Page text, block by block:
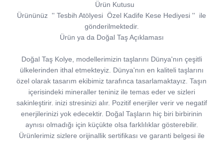
Ürün Kutusu
Ürününüz '' Tesbih Atölyesi Özel Kadife Kese Hediyesi ''
ile
gönderilmektedir.
Ürün ya da Doğal Taş Açıklaması
Doğal Taş Kolye, modellerimizin taşlarını Dünya'nın çeşitli
ülkelerinden ithal etmekteyiz. Dünya'nın en kaliteli taşlarını
özel olarak tasarım ekibimiz tarafınca tasarlamaktayız. Taşın
içerisindeki mineraller teniniz ile temas eder ve sizleri
sakinleştirir. inizi stresinizi alır. Pozitif enerjiler verir ve negatif
enerjilerinizi yok edecektir. Doğal Taşların hiç biri birbirinin
aynısı olmadığı için küçükte olsa farklılıklar gösterebilir.
Ürünlerimiz sizlere orijinallik sertifikası ve garanti belgesi ile